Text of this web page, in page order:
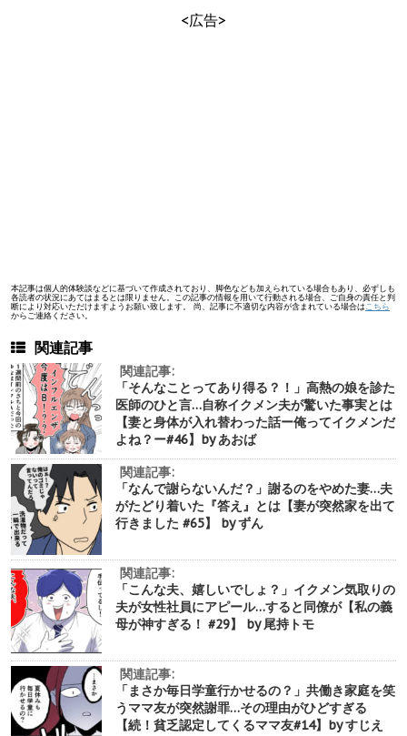
<広告>
本記事は個人的体験談などに基づいて作成されており、脚色なども加えられている場合もあり、必ずしも
各読者の状況にあてはまるとは限りません。この記事の情報を用いて行動される場合、ご自身の責任と判
断により対応いただけますようお願い致します。 尚、記事に不適切な内容が含まれている場合は こちら
からご連絡ください。
関連記事
関連記事:
「そんなことってあり得る？！」高熱の娘を診た
医師のひと言…自称イクメン夫が驚いた事実とは
【妻と身体が入れ替わった話ー俺ってイクメンだ
よね？ー#46】by あおば
関連記事:
「なんで謝らないんだ？」謝るのをやめた妻…夫
がたどり着いた『答え』とは【妻が突然家を出て
行きました #65】 by ずん
関連記事:
「こんな夫、嬉しいでしょ？」イクメン気取りの
夫が女性社員にアピール…すると同僚が【私の義
母が神すぎる！ #29】 by 尾持トモ
関連記事:
「まさか毎日学童行かせるの？」共働き家庭を笑
うママ友が突然謝罪…その理由がひどすぎる
【続！貧乏認定してくるママ友#14】by すじえ